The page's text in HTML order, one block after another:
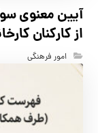
آیین معنوی
از کارکنان
امور فرهنگی